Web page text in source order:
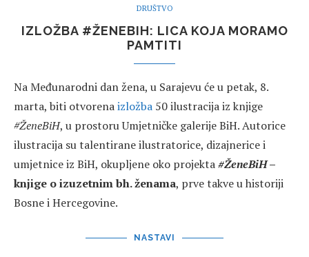
DRUŠTVO
IZLOŽBA #ŽENEBIH: LICA KOJA MORAMO
PAMTITI
Na Međunarodni dan žena, u Sarajevu će u petak, 8.
marta, biti otvorenaizložba 50 ilustracija iz knjige
#ŽeneBiH, u prostoru Umjetničke galerije BiH. Autorice
ilustracija su talentirane ilustratorice, dizajnerice i
umjetnice iz BiH, okupljene oko projekta#ŽeneBiH–
knjige o izuzetnim bh. ženama, prve takve u historiji
Bosne i Hercegovine.
NASTAVI